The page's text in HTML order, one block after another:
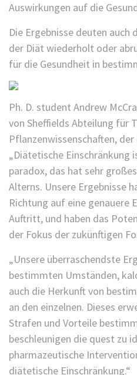
Auswirkungen auf die
Die Ergebnisse deuten auch
der Diät wiederholt oder
für die Gesundheit in
Ph. D. student Andrew
von Sheffields Abteilung für
Pflanzenwissenschaften,
„Diätetische Einschränkung
paradox, das hat sehr
Alterns. Unsere Ergebnisse
Richtung auf eine genauere
Auftritt, und haben das
der Fokus der zukünftigen
„Unsere überraschendste
bestimmten Umständen,
auch die Herkunft von
an den einzelnen. Dieses
Strafen und Vorteile
beschleunigen die quest zu
pharmazeutische
diätetische Einschränkung.“